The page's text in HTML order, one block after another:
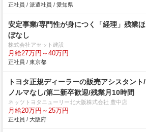
正社員 / 派遣社員 / 愛知県
安定事業/専門性が身につく「経理」残業ほ
ぼなし
株式会社アセット建設
月給27万円～40万円
正社員 / 東京都
トヨタ正規ディーラーの販売アシスタント/
ノルマなし/第二新卒歓迎/残業月10時間
ネッツトヨタニューリー北大阪株式会社 豊中店
月給20万円～25万円
正社員 / 大阪府